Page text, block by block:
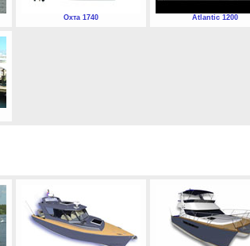
Охта 1740 Atlantic 1200